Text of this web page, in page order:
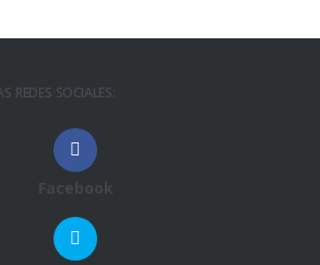
REDES SOCIALES:
Facebook